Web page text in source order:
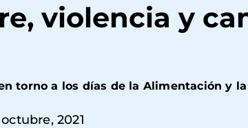
violencia y
torno a los días de la Alimentación y
2021